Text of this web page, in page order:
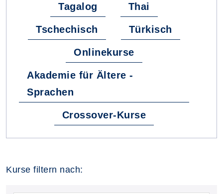
Tagalog Thai
Tschechisch Türkisch
Onlinekurse
Akademie für Ältere -
Sprachen
Crossover-Kurse
Kurse filtern nach: